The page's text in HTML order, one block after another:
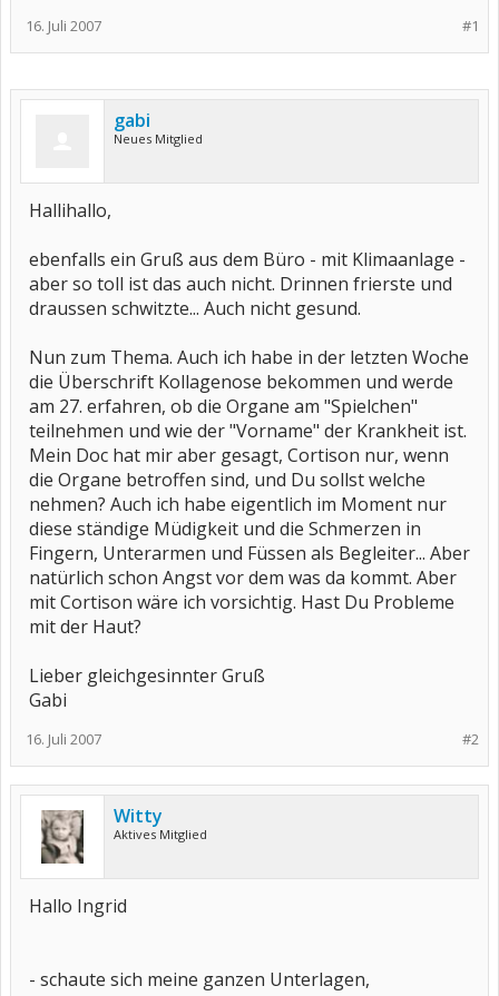
#1
16. Juli 2007
gabi
Neues Mitglied
Hallihallo,
ebenfalls ein Gruß aus dem Büro - mit Klimaanlage -
aber so toll ist das auch nicht. Drinnen frierste und
draussen schwitzte... Auch nicht gesund.
Nun zum Thema. Auch ich habe in der letzten Woche
die Überschrift Kollagenose bekommen und werde
am 27. erfahren, ob die Organe am "Spielchen"
teilnehmen und wie der "Vorname" der Krankheit ist.
Mein Doc hat mir aber gesagt, Cortison nur, wenn
die Organe betroffen sind, und Du sollst welche
nehmen? Auch ich habe eigentlich im Moment nur
diese ständige Müdigkeit und die Schmerzen in
Fingern, Unterarmen und Füssen als Begleiter... Aber
natürlich schon Angst vor dem was da kommt. Aber
mit Cortison wäre ich vorsichtig. Hast Du Probleme
mit der Haut?
Lieber gleichgesinnter Gruß
Gabi
#2
16. Juli 2007
Witty
Aktives Mitglied
Hallo Ingrid
- schaute sich meine ganzen Unterlagen,